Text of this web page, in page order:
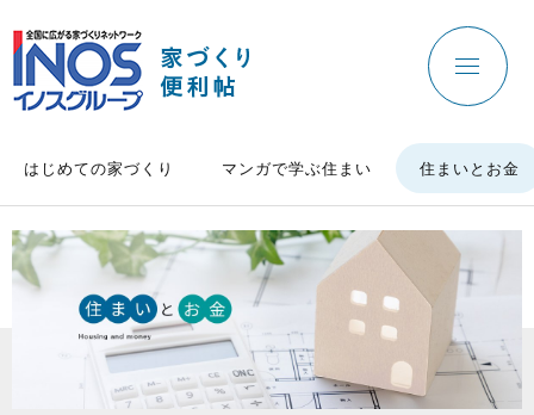
はじめての家づくり マンガで学ぶ住まい 住まいとお金